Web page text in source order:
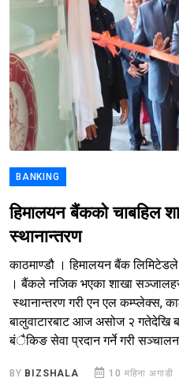
BANKING
हिमालयन बैंकको चाबहिल
स्थानान्तरण
काठमाण्डौ । हिमालयन बैंक
। बैंकले नजिक भएका शाखा
स्थानान्तरण गरी एन एल कम्प्लेक्स,
बालुवाटारबाट आज असोज २ गतेदेखि
बंैकिङ सेवा प्रदान गर्ने गरी
BY BIZSHALA 10 महिना अगाडी